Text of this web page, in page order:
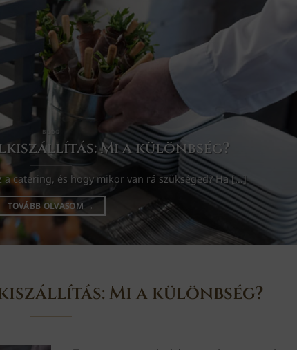
BLOG
Mi a különbség?
catering, és hogy mikor van rá szükséged? Ha [...]
TOVÁBB OLVASOM →
Mi a különbség?